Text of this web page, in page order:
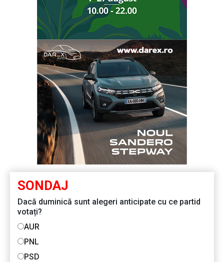
SONDAJ
Dacă duminică sunt alegeri anticipate cu ce partid
votați?
AUR
PNL
PSD